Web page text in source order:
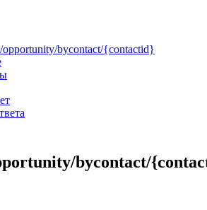
bycontact/{contactid}
bycontact/